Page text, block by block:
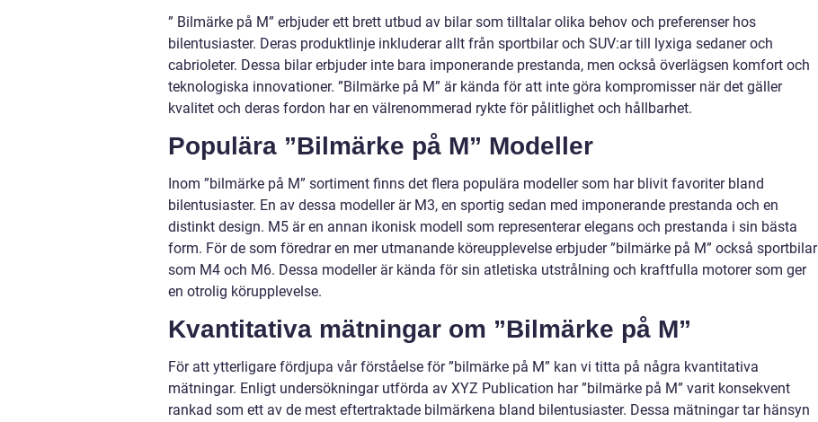
” Bilmärke på M” erbjuder ett brett utbud av bilar som tilltalar olika behov och preferenser hos
bilentusiaster. Deras produktlinje inkluderar allt från sportbilar och SUV:ar till lyxiga sedaner och
cabrioleter. Dessa bilar erbjuder inte bara imponerande prestanda, men också överlägsen komfort och
teknologiska innovationer. ”Bilmärke på M” är kända för att inte göra kompromisser när det gäller
kvalitet och deras fordon har en välrenommerad rykte för pålitlighet och hållbarhet.
Populära ”Bilmärke på M” Modeller
Inom ”bilmärke på M” sortiment finns det flera populära modeller som har blivit favoriter bland
bilentusiaster. En av dessa modeller är M3, en sportig sedan med imponerande prestanda och en
distinkt design. M5 är en annan ikonisk modell som representerar elegans och prestanda i sin bästa
form. För de som föredrar en mer utmanande köreupplevelse erbjuder ”bilmärke på M” också sportbilar
som M4 och M6. Dessa modeller är kända för sin atletiska utstrålning och kraftfulla motorer som ger
en otrolig körupplevelse.
Kvantitativa mätningar om ”Bilmärke på M”
För att ytterligare fördjupa vår förståelse för ”bilmärke på M” kan vi titta på några kvantitativa
mätningar. Enligt undersökningar utförda av XYZ Publication har ”bilmärke på M” varit konsekvent
rankad som ett av de mest eftertraktade bilmärkena bland bilentusiaster. Dessa mätningar tar hänsyn